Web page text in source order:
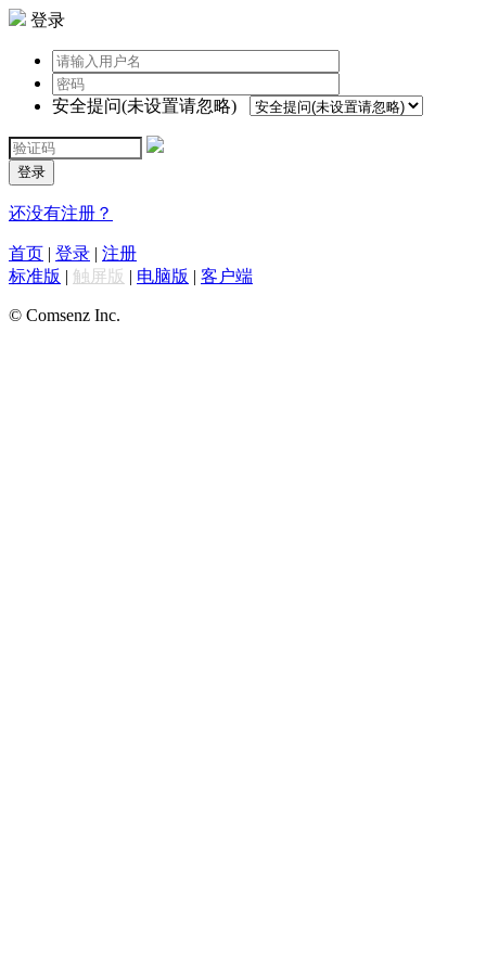
登录
安全提问(未设置请忽略)
登录
还没有注册？
首页 | 登录 | 注册
标准版 | 触屏版 | 电脑版 | 客户端
© Comsenz Inc.